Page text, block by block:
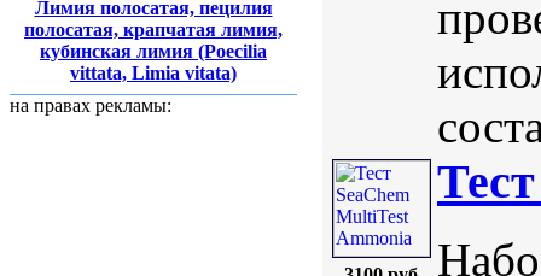
Лимия полосатая, пецилия
полосатая, крапчатая лимия,
кубинская лимия (Poecilia
vittata, Limia vitata)
на правах рекламы: